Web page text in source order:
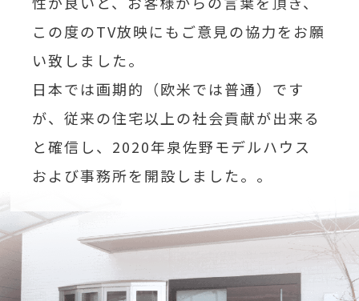
この度のTV放映にもご意見の協力をお願
い致しました。
日本では画期的（欧米では普通）です
が、従来の住宅以上の社会貢献が出来る
と確信し、2020年泉佐野モデルハウス
および事務所を開設しました。。